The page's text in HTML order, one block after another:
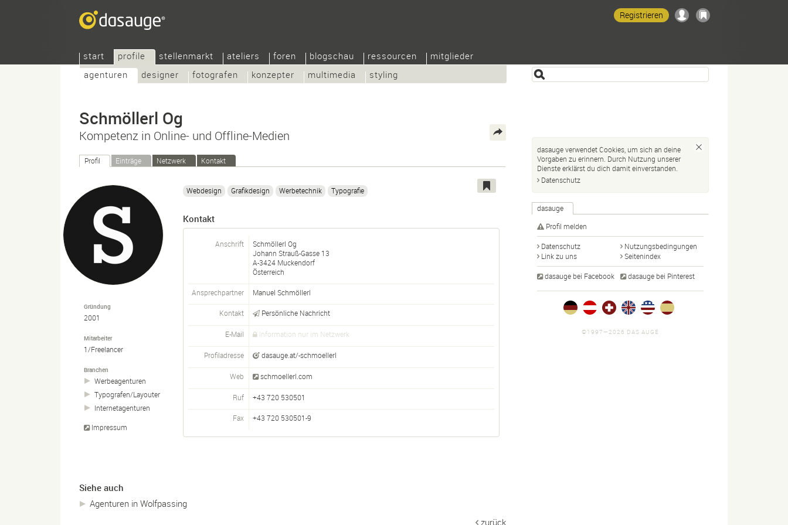
start
profile
agenturen
designer fotografen konzepter multimedia styling
stellenmarkt ateliers foren blogschau ressourcen mitglieder
Registrieren
Schmöllerl Og
Kompetenz in Online- und Offline-Medien
Profil Einträge Netzwerk Kontakt
Gründung
2001
Mitarbeiter
1/Freelancer
Branchen
Werbeagenturen
Typografen/Layouter
Internetagenturen
Impressum
Webdesign Grafikdesign Werbetechnik Typografie
Kontakt
Anschrift
Schmöllerl Og
Johann Strauß-Gasse 13
A-3424 Muckendorf
Österreich
Ansprechpartner Manuel Schmöllerl
Kontakt Persönliche Nachricht
E-Mail Information nur im Netzwerk
Profiladresse dasauge.at/-schmoellerl
Web schmoellerl.com
Ruf +43 720 530501
Fax +43 720 530501-9
Siehe auch
Agenturen in Wolfpassing
zurück
dasauge verwendet Cookies, um sich an deine
Vorgaben zu erinnern. Durch Nutzung unserer
Dienste erklärst du dich damit einverstanden.
Datenschutz
dasauge
Profil melden
Datenschutz
Nutzungsbedingungen
Link zu uns
Seitenindex
dasauge bei Facebook dasauge bei Pinterest
©1997—2026 DAS AUGE